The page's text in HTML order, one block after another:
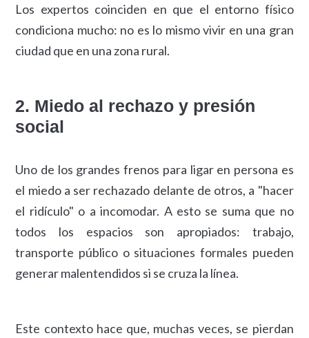
Los expertos coinciden en que el entorno físico
condiciona mucho: no es lo mismo vivir en una gran
ciudad que en una zona rural.
2. Miedo al rechazo y presión
social
Uno de los grandes frenos para ligar en persona es
el miedo a ser rechazado delante de otros, a "hacer
el ridículo" o a incomodar. A esto se suma que no
todos los espacios son apropiados: trabajo,
transporte público o situaciones formales pueden
generar malentendidos si se cruza la línea.
Este contexto hace que, muchas veces, se pierdan